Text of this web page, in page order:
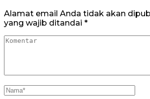
Alamat email Anda tidak akan
yang wajib ditandai *